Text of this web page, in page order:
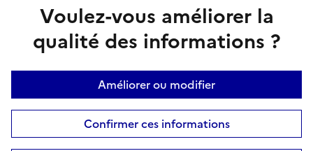
Voulez-vous améliorer la
qualité des informations ?
Améliorer ou modifier
Confirmer ces informations